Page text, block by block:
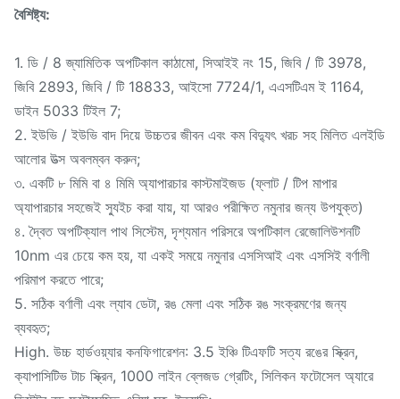
বৈশিষ্ট্য:
1. ডি / 8 জ্যামিতিক অপটিকাল কাঠামো, সিআইই নং 15, জিবি / টি 3978,
জিবি 2893, জিবি / টি 18833, আইসো 7724/1, এএসটিএম ই 1164,
ডাইন 5033 টিইল 7;
2. ইউভি / ইউভি বাদ দিয়ে উচ্চতর জীবন এবং কম বিদ্যুৎ খরচ সহ মিলিত এলইডি
আলোর উত্স অবলম্বন করুন;
৩. একটি ৮ মিমি বা ৪ মিমি অ্যাপারচার কাস্টমাইজড (ফ্লাট / টিপ মাপার
অ্যাপারচার সহজেই স্যুইচ করা যায়, যা আরও পরীক্ষিত নমুনার জন্য উপযুক্ত)
৪. দ্বৈত অপটিক্যাল পাথ সিস্টেম, দৃশ্যমান পরিসরে অপটিকাল রেজোলিউশনটি
10nm এর চেয়ে কম হয়, যা একই সময়ে নমুনার এসসিআই এবং এসসিই বর্ণালী
পরিমাপ করতে পারে;
5. সঠিক বর্ণালী এবং ল্যাব ডেটা, রঙ মেলা এবং সঠিক রঙ সংক্রমণের জন্য
ব্যবহৃত;
High. উচ্চ হার্ডওয়্যার কনফিগারেশন: 3.5 ইঞ্চি টিএফটি সত্য রঙের স্ক্রিন,
ক্যাপাসিটিভ টাচ স্ক্রিন, 1000 লাইন ব্লেজড গ্রেটিং, সিলিকন ফটোসেল অ্যারে